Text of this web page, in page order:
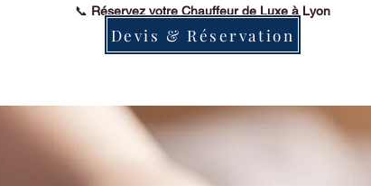
📞 Réservez votre Chauffeur de Luxe à Lyon
Devis & Réservation